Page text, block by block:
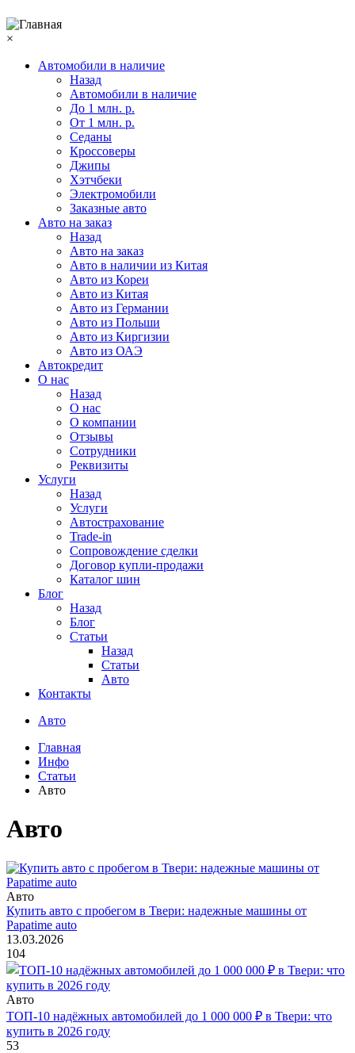
×
Автомобили в наличие
Назад
Автомобили в наличие
До 1 млн. р.
От 1 млн. р.
Седаны
Кроссоверы
Джипы
Хэтчбеки
Электромобили
Заказные авто
Авто на заказ
Назад
Авто на заказ
Авто в наличии из Китая
Авто из Кореи
Авто из Китая
Авто из Германии
Авто из Польши
Авто из Киргизии
Авто из ОАЭ
Автокредит
О нас
Назад
О нас
О компании
Отзывы
Сотрудники
Реквизиты
Услуги
Назад
Услуги
Автострахование
Trade-in
Сопровождение сделки
Договор купли-продажи
Каталог шин
Блог
Назад
Блог
Статьи
Назад
Статьи
Авто
Контакты
Авто
Главная
Инфо
Статьи
Авто
Авто
Авто
Купить авто с пробегом в Твери: надежные машины от
Papatime auto
13.03.2026
104
Авто
ТОП-10 надёжных автомобилей до 1 000 000 ₽ в Твери: что
купить в 2026 году
53